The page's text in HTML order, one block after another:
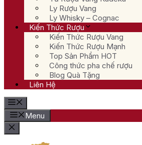
Ly Rượu Vang
Ly Whisky – Cognac
Kiến Thức Rượu
Kiến Thức Rượu Vang
Kiến Thức Rượu Mạnh
Top Sản Phẩm HOT
Công thức pha chế rượu
Blog Quà Tặng
Liên Hệ
Menu